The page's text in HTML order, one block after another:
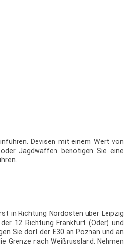
Devisen mit einem Wert von
Jagdwaffen benötigen Sie eine
in Richtung Nordosten über Leipzig
12 Richtung Frankfurt (Oder) und
Sie dort der E30 an Poznan und an
Grenze nach Weißrussland. Nehmen